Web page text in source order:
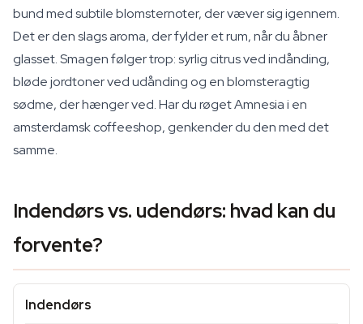
bund med subtile blomsternoter, der væver sig igennem.
Det er den slags aroma, der fylder et rum, når du åbner
glasset. Smagen følger trop: syrlig citrus ved indånding,
bløde jordtoner ved udånding og en blomsteragtig
sødme, der hænger ved. Har du røget Amnesia i en
amsterdamsk coffeeshop, genkender du den med det
samme.
Indendørs vs. udendørs: hvad kan du
forvente?
Indendørs